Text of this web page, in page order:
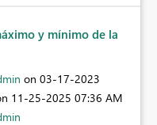
y mínimo de la
on ‎03-17-2023
‎11-25-2025 07:36 AM